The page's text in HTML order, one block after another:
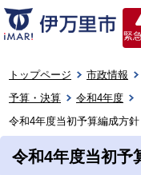
緊
トップページ 市政情報
予算・決算
令和4年度
令和4年度当初予算編成方針
令和4年度当初予